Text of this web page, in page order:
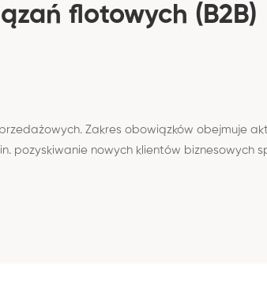
flotowych (B2B)
Zakres obowiązków obejmuje
pozyskiwanie nowych klientów biznesowych